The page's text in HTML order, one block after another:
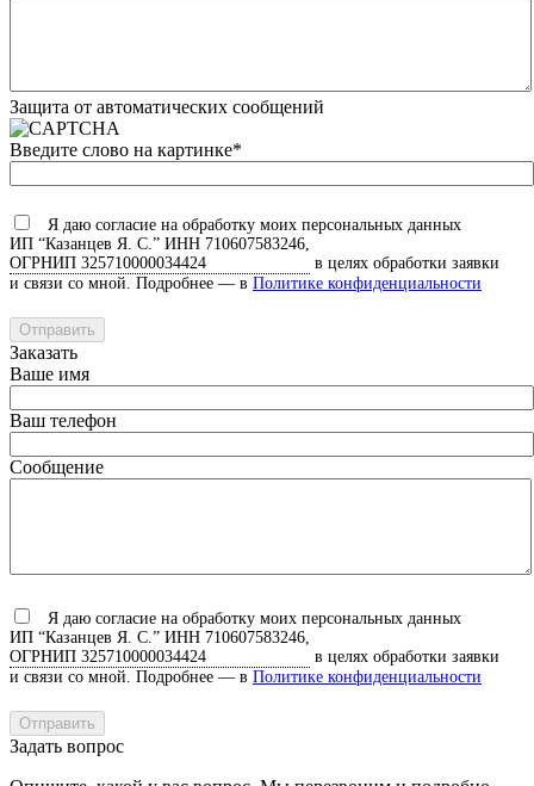
Защита от автоматических сообщений
Введите слово на картинке*
Я даю согласие на обработку моих персональных данных
ИП “Казанцев Я. С.” ИНН 710607583246,
ОГРНИП 325710000034424
в целях обработки заявки
и связи со мной. Подробнее — в Политике конфиденциальности
Заказать
Ваше имя
Ваш телефон
Сообщение
Я даю согласие на обработку моих персональных данных
ИП “Казанцев Я. С.” ИНН 710607583246,
ОГРНИП 325710000034424
в целях обработки заявки
и связи со мной. Подробнее — в Политике конфиденциальности
Задать вопрос